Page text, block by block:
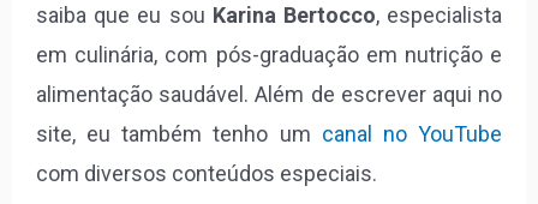
saiba que eu sou Karina Bertocco, especialista
em culinária, com pós-graduação em nutrição e
alimentação saudável. Além de escrever aqui no
site, eu também tenho um canal no YouTube
com diversos conteúdos especiais.